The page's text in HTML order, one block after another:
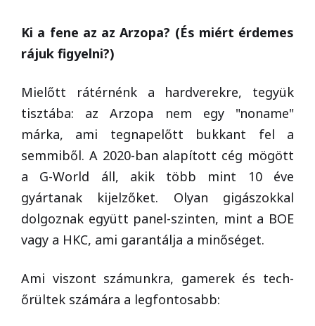
Ki a fene az az Arzopa? (És miért érdemes
rájuk figyelni?)
Mielőtt rátérnénk a hardverekre, tegyük
tisztába: az Arzopa nem egy "noname"
márka, ami tegnapelőtt bukkant fel a
semmiből. A 2020-ban alapított cég mögött
a G-World áll, akik több mint 10 éve
gyártanak kijelzőket. Olyan gigászokkal
dolgoznak együtt panel-szinten, mint a BOE
vagy a HKC, ami garantálja a minőséget.
Ami viszont számunkra, gamerek és tech-
őrültek számára a legfontosabb: